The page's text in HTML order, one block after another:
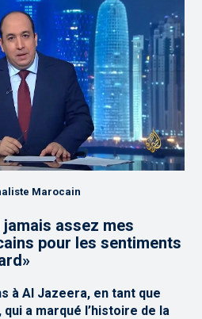
Marocain
assez mes
pour les sentiments
à Al Jazeera, en tant que
a marqué l’histoire de la